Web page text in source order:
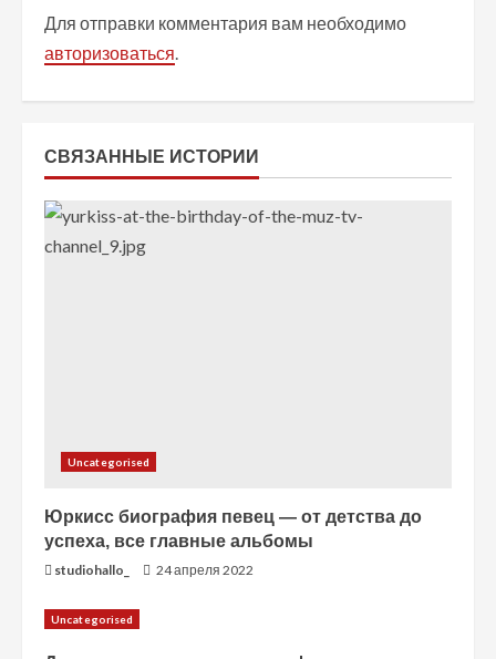
и
т
ь
ч
т
е
Для отправки комментария вам необходимо
авторизоваться.
СВЯЗАННЫЕ ИСТОРИИ
Uncategorised
Юркисс биография певец — от детства до
успеха, все главные альбомы
studiohallo_ 24 апреля 2022
Uncategorised